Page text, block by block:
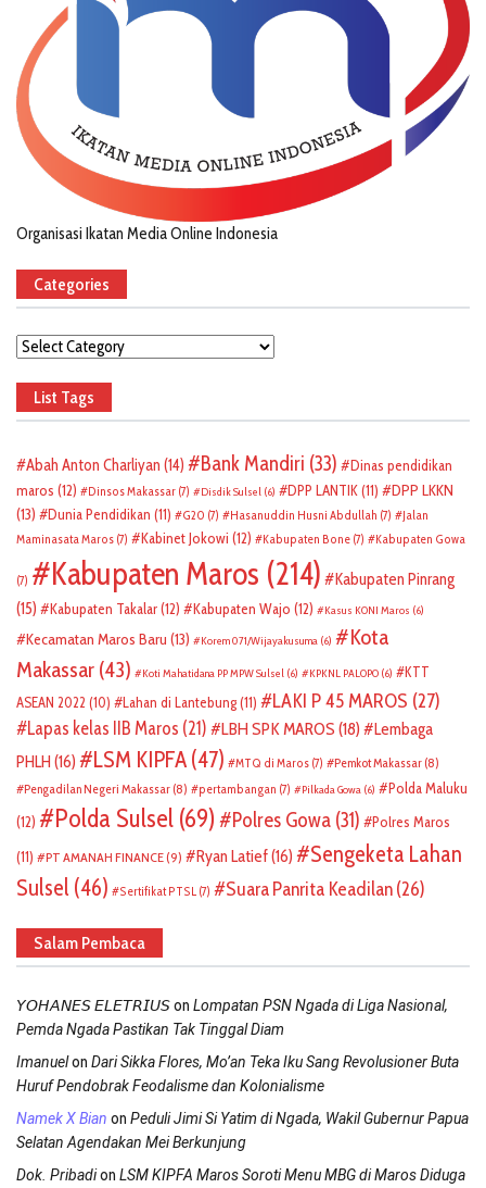
Organisasi Ikatan Media Online Indonesia
Categories
Categories
List Tags
Abah Anton Charliyan (14) Bank Mandiri (33)
Dinas pendidikan
maros (12) Dinsos Makassar (7) Disdik Sulsel (6) DPP LANTIK(11)
DPP LKKN
(13)
Dunia Pendidikan (11) G20 (7) Hasanuddin Husni Abdullah (7)
Jalan
Maminasata Maros (7) Kabinet Jokowi (12) Kabupaten Bone (7) Kabupaten Gowa
(7) Kabupaten Maros (214)
Kabupaten Pinrang
(15)
Kabupaten Takalar(12) Kabupaten Wajo (12) Kasus KONI Maros (6)
Kecamatan Maros Baru (13) Korem 071/Wijayakusuma (6)
Kota
Makassar (43) Koti Mahatidana PP MPW Sulsel (6) KPKNL PALOPO (6)
KTT
ASEAN 2022 (10) Lahan di Lantebung(11) LAKI P 45 MAROS (27)
Lapas kelas IIB Maros (21) LBH SPK MAROS (18)
Lembaga
PHLH (16) LSM KIPFA (47) MTQ di Maros (7) Pemkot Makassar (8)
Pengadilan Negeri Makassar (8) pertambangan (7) Pilkada Gowa (6)
Polda Maluku
(12)
Polda Sulsel (69) Polres Gowa (31)
Polres Maros
(11)
PT AMANAH FINANCE(9) Ryan Latief(16)
Sengeketa Lahan
Sulsel (46) Sertifikat PTSL (7) Suara Panrita Keadilan(26)
Salam Pembaca
𝘠𝘖𝘏𝘈𝘕𝘌𝘚 𝘌𝘓𝘌𝘛𝘙𝘐𝘜𝘚on Lompatan PSN Ngada di Liga Nasional,
Pemda Ngada Pastikan Tak Tinggal Diam
Imanuelon Dari Sikka Flores, Mo’an Teka Iku Sang Revolusioner Buta
Huruf Pendobrak Feodalisme dan Kolonialisme
Namek X Bian on Peduli Jimi Si Yatim di Ngada, Wakil Gubernur Papua
Selatan Agendakan Mei Berkunjung
Dok. Pribadion LSM KIPFA Maros Soroti Menu MBG di Maros Diduga